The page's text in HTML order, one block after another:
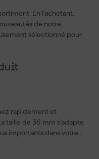
En l’achetant,
de notre
sélectionné pour
rapidement et
taille de 36 mm s’adapte
importants dans votre